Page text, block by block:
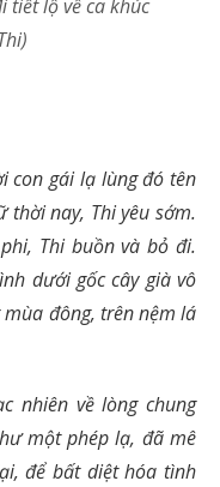
tiết lộ về ca khúc
con gái lạ lùng đó tên
thời nay, Thi yêu sớm.
Thi buồn và bỏ đi.
dưới gốc cây già vô
đông, trên nệm lá
nhiên về lòng chung
một phép lạ, đã mê
để bất diệt hóa tình